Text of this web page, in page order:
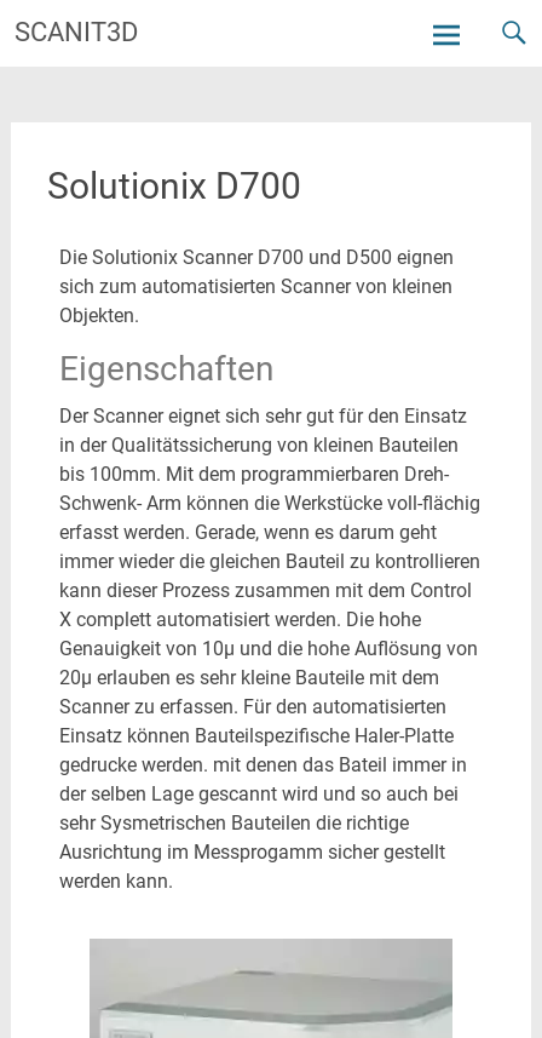
SCANIT3D
Solutionix D700
Die Solutionix Scanner D700 und D500 eignen
sich zum automatisierten Scanner von kleinen
Objekten.
Eigenschaften
Der Scanner eignet sich sehr gut für den Einsatz
in der Qualitätssicherung von kleinen Bauteilen
bis 100mm. Mit dem programmierbaren Dreh-
Schwenk- Arm können die Werkstücke voll-flächig
erfasst werden. Gerade, wenn es darum geht
immer wieder die gleichen Bauteil zu kontrollieren
kann dieser Prozess zusammen mit dem Control
X complett automatisiert werden. Die hohe
Genauigkeit von 10µ und die hohe Auflösung von
20µ erlauben es sehr kleine Bauteile mit dem
Scanner zu erfassen. Für den automatisierten
Einsatz können Bauteilspezifische Haler-Platte
gedrucke werden. mit denen das Bateil immer in
der selben Lage gescannt wird und so auch bei
sehr Sysmetrischen Bauteilen die richtige
Ausrichtung im Messprogamm sicher gestellt
werden kann.